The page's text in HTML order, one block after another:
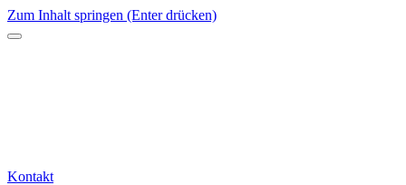
Zum Inhalt springen (Enter drücken)
Kontakt